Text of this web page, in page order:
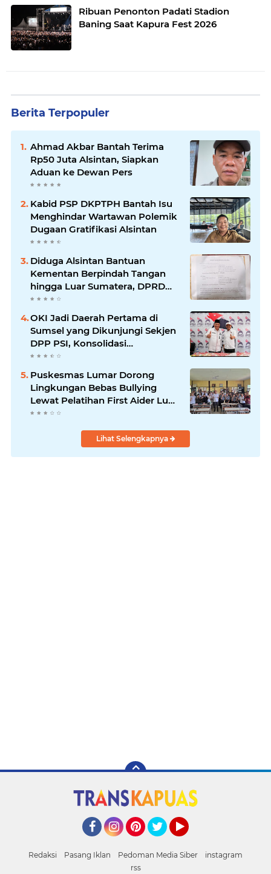
Ribuan Penonton Padati Stadion
Baning Saat Kapura Fest 2026
Berita Terpopuler
Ahmad Akbar Bantah Terima
Rp50 Juta Alsintan, Siapkan
Aduan ke Dewan Pers
Kabid PSP DKPTPH Bantah Isu
Menghindar Wartawan Polemik
Dugaan Gratifikasi Alsintan
Diduga Alsintan Bantuan
Kementan Berpindah Tangan
hingga Luar Sumatera, DPRD
Sumsel Minta Aparat Usut
OKI Jadi Daerah Pertama di
Sumsel yang Dikunjungi Sekjen
DPP PSI, Konsolidasi
Pembentukan DPRT Dimulai
Puskesmas Lumar Dorong
Lingkungan Bebas Bullying
Lewat Pelatihan First Aider Luka
Psikologis di SMAN 01
Lihat Selengkapnya
Redaksi Pasang Iklan Pedoman Media Siber
instagram
rss